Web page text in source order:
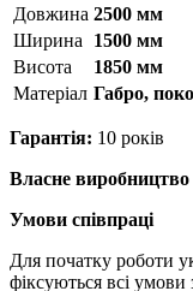
Довжина 2500 мм
Ширина
1500 мм
Висота
1850 мм
Матерiал Габро,
Гарантія: 10 років
Власне виробництво
Умови співпраці
Для початку роботи
фіксуються всі